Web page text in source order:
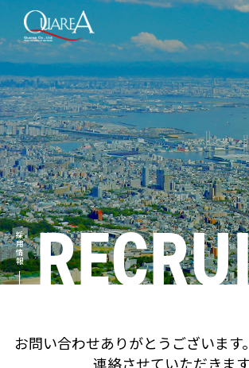
採用情報
お問い合わせありがとうございます
連絡させていただきます